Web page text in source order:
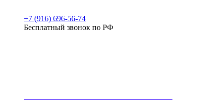
+7 (916) 696-56-74
Бесплатный звонок по РФ